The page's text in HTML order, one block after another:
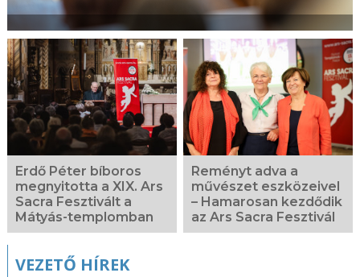
Erdő Péter bíboros
megnyitotta a XIX. Ars
Sacra Fesztivált a
Mátyás-templomban
Reményt adva a
művészet eszközeivel
– Hamarosan kezdődik
az Ars Sacra Fesztivál
VEZETŐ HÍREK